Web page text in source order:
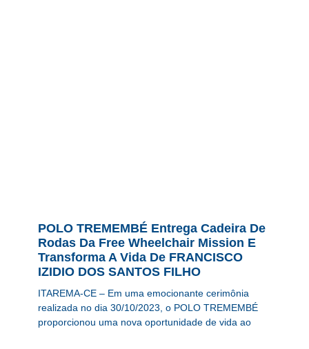
POLO TREMEMBÉ Entrega Cadeira De
Rodas Da Free Wheelchair Mission E
Transforma A Vida De FRANCISCO
IZIDIO DOS SANTOS FILHO
ITAREMA-CE – Em uma emocionante cerimônia
realizada no dia 30/10/2023, o POLO TREMEMBÉ
proporcionou uma nova oportunidade de vida ao